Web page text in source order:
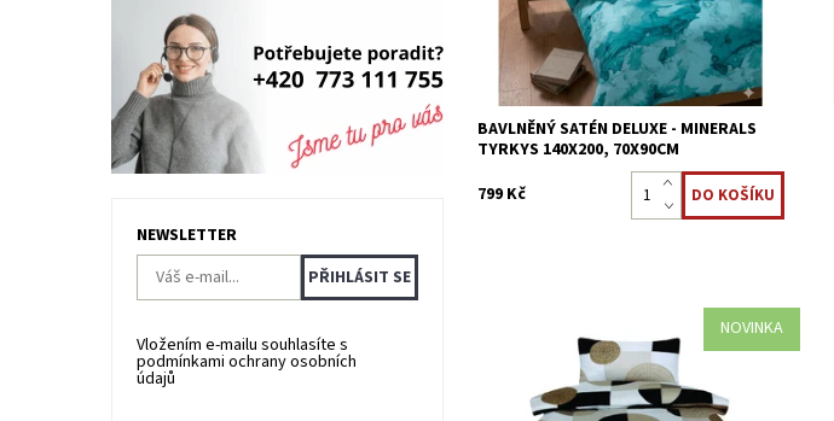
Kód:
8595248438958
BAVLNĚNÝ SATÉN DELUXE - MINERALS
TYRKYS 140X200, 70X90CM
799 Kč
NOVINKA
Saténové povlečení z nejjemnější 100%
bavlny, na dotek příjemné. Přírodní motiv
Saténová úprava Zipové zapínání
NEWSLETTER
Vložením e-mailu souhlasíte s
podmínkami ochrany osobních
údajů